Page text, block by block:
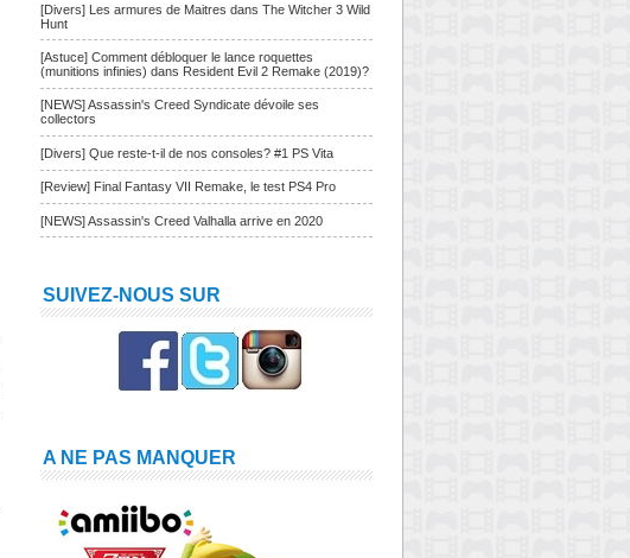
[Divers] Les armures de Maitres dans The Witcher 3 Wild
Hunt
[Astuce] Comment débloquer le lance roquettes
(munitions infinies) dans Resident Evil 2 Remake (2019)?
[NEWS] Assassin's Creed Syndicate dévoile ses
collectors
[Divers] Que reste-t-il de nos consoles? #1 PS Vita
[Review] Final Fantasy VII Remake, le test PS4 Pro
[NEWS] Assassin's Creed Valhalla arrive en 2020
SUIVEZ-NOUS SUR
A NE PAS MANQUER